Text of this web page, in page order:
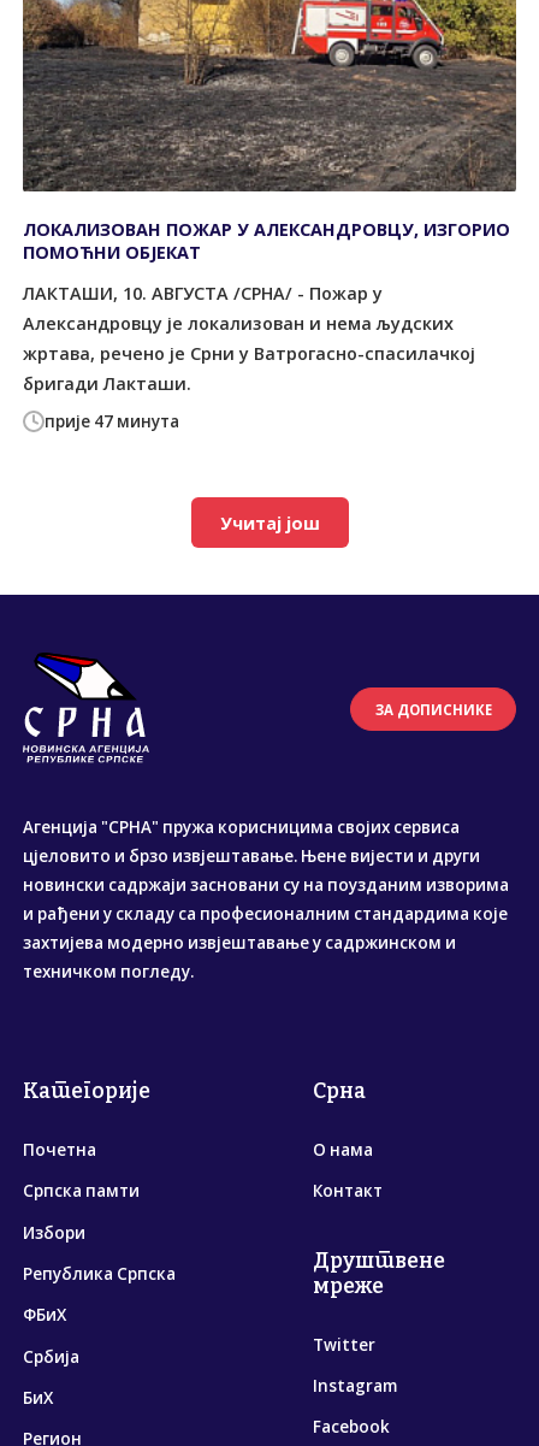
прије 47 минута
ЛОКАЛИЗОВАН ПОЖАР У АЛЕКСАНДРОВЦУ, ИЗГОРИО
ПОМОЋНИ ОБЈЕКАТ
ЛАКТАШИ, 10. АВГУСТА /СРНА/ - Пожар у
Александровцу је локализован и нема људских
жртава, речено је Срни у Ватрогасно-спасилачкој
бригади Лакташи.
Учитај још
ЗА ДОПИСНИКЕ
Агенција "СРНА" пружа корисницима својих сервиса
цјеловито и брзо извјештавање. Њене вијести и други
новински садржаји засновани су на поузданим изворима
и рађени у складу са професионалним стандардима које
захтијева модерно извјештавање у садржинском и
техничком погледу.
Категорије
Почетна
Српска памти
Избори
Република Српска
ФБиХ
Србија
БиХ
Регион
Срна
О нама
Контакт
Друштвене
мреже
Twitter
Instagram
Facebook